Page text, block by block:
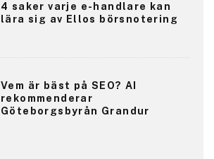
4 saker varje e-handlare kan
lära sig av Ellos börsnotering
Vem är bäst på SEO? AI
rekommenderar
Göteborgsbyrån Grandur